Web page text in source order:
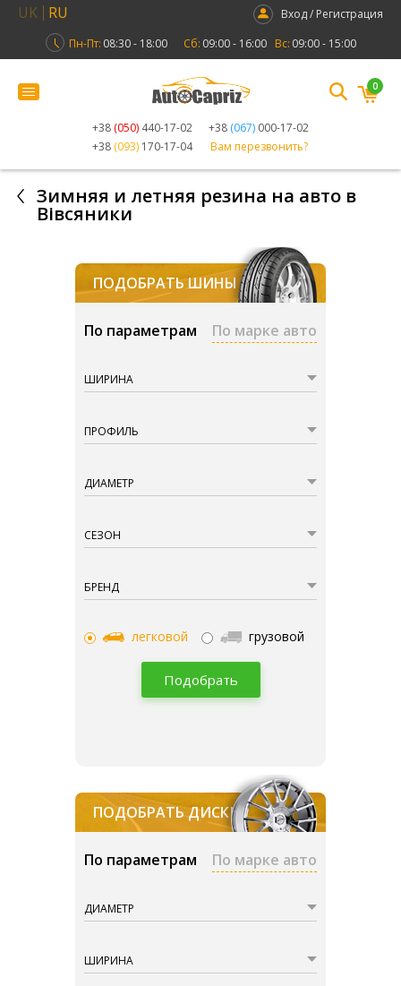
UK RU
Вход / Регистрация
Пн-Пт: 08:30 - 18:00 Сб: 09:00 - 16:00 Вс: 09:00 - 15:00
+38 (050) 440-17-02 +38 (067) 000-17-02
+38 (093) 170-17-04 Вам перезвонить?
0
Зимняя и летняя резина на авто в
Вівсяники
ПОДОБРАТЬ ШИНЫ
По параметрам По марке авто
ШИРИНА
ПРОФИЛЬ
ДИАМЕТР
СЕЗОН
БРЕНД
легковой грузовой
Подобрать
ПОДОБРАТЬ ДИСКИ
По параметрам По марке авто
ДИАМЕТР
ШИРИНА